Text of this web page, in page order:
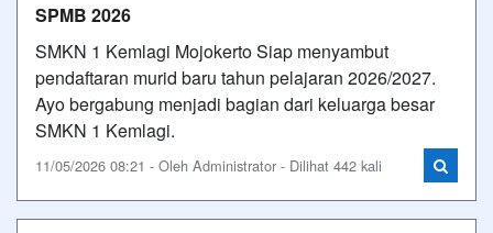
SPMB 2026
SMKN 1 Kemlagi Mojokerto Siap menyambut
pendaftaran murid baru tahun pelajaran 2026/2027.
Ayo bergabung menjadi bagian dari keluarga besar
SMKN 1 Kemlagi.
11/05/2026 08:21 - Oleh Administrator - Dilihat 442 kali